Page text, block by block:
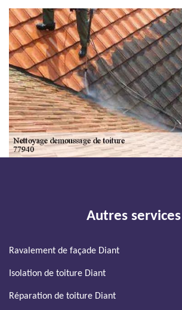
Autres services
Ravalement de façade Diant
Isolation de toiture Diant
Réparation de toiture Diant